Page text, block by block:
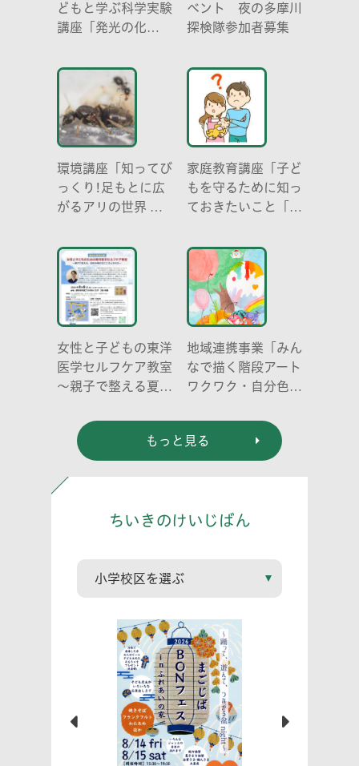
どもと学ぶ科学実験
講座「発光の化
い光-」
ベント 夜の多摩川
探検隊参加者募集
環境講座「知ってび
っくり!足もとに広
がるアリの世界 ア
成り立ち、生態系に
おける役割」
家庭教育講座「子ど
もを守るために知っ
ておきたいこと「プ
どう伝える? (幼児
編)」
女性と子どもの東洋
医学セルフケア教室
～親子で整える夏休
らだ～
地域連携事業「みん
なで描く階段アート
ワクワク・自分色の
もっと見る
ちいきのけいじばん